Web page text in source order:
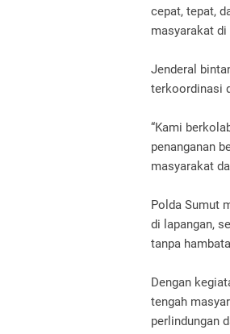
cepat, tepat,
masyarakat di
Jenderal
terkoordinasi
“Kami
penanganan
masyarakat
Polda Sumut
di lapangan,
tanpa
Dengan
tengah
perlindungan